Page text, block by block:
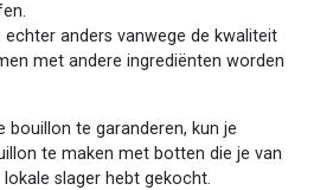
echter anders vanwege de kwaliteit
met andere ingrediënten worden
bouillon te garanderen, kun je
te maken met botten die je van
slager hebt gekocht.